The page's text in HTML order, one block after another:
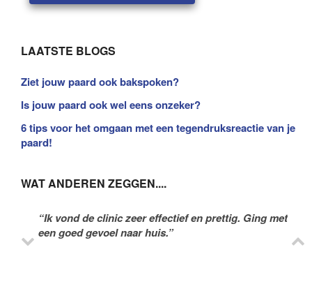
LAATSTE BLOGS
Ziet jouw paard ook bakspoken?
Is jouw paard ook wel eens onzeker?
6 tips voor het omgaan met een tegendruksreactie van je
paard!
WAT ANDEREN ZEGGEN....
“Ik vond de clinic zeer effectief en prettig. Ging met
een goed gevoel naar huis.”